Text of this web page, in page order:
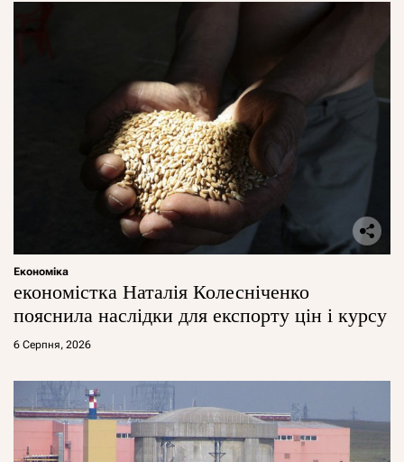
Економіка
економістка Наталія Колесніченко
пояснила наслідки для експорту цін і курсу
6 Серпня, 2026